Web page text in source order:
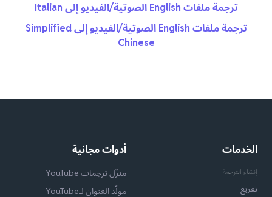
ترجمة ملفات English الصوتية/الفيديو إلى Italian
ترجمة ملفات English الصوتية/الفيديو إلى Simplified
Chinese
الخدمات
إنشاء الترجمة
تفريغ
أدوات مجانية
منزّل ترجمات YouTube
مولّد العنوان لـYouTube